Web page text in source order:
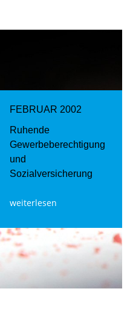
FEBRUAR 2002
Ruhende
Gewerbeberechtigung
und
Sozialversicherung
weiterlesen